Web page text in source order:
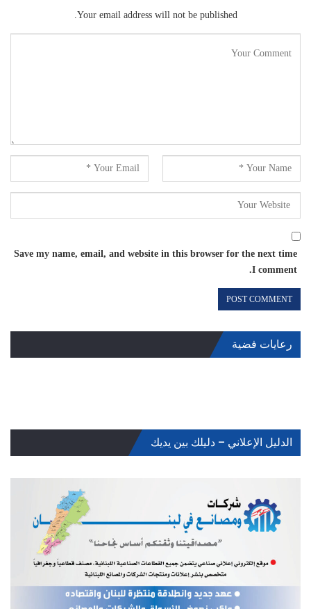
Your email address will not be published.
Save my name, email, and website in this browser for the next time
I comment.
رعايات فضية
الدليل الإعلاني – دليلك بين يديك